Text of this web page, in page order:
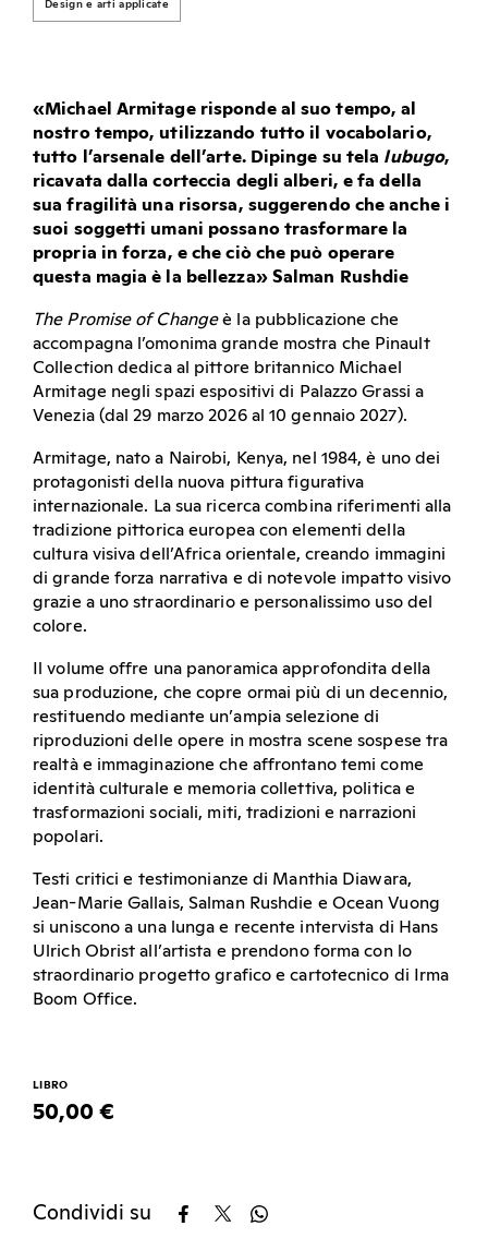
Design e arti applicate
«Michael Armitage risponde al suo tempo, al
nostro tempo, utilizzando tutto il vocabolario,
tutto l’arsenale dell’arte. Dipinge su tela lubugo,
ricavata dalla corteccia degli alberi, e fa della
sua fragilità una risorsa, suggerendo che anche i
suoi soggetti umani possano trasformare la
propria in forza, e che ciò che può operare
questa magia è la bellezza» Salman Rushdie
The Promise of Changeè la pubblicazione che
accompagna l’omonima grande mostra che Pinault
Collection dedica al pittore britannico Michael
Armitage negli spazi espositivi di Palazzo Grassi a
Venezia (dal 29 marzo 2026 al 10 gennaio 2027).
Armitage, nato a Nairobi, Kenya, nel 1984, è uno dei
protagonisti della nuova pittura figurativa
internazionale. La sua ricerca combina riferimenti alla
tradizione pittorica europea con elementi della
cultura visiva dell’Africa orientale, creando immagini
di grande forza narrativa e di notevole impatto visivo
grazie a uno straordinario e personalissimo uso del
colore.
Il volume offre una panoramica approfondita della
sua produzione, che copre ormai più di un decennio,
restituendo mediante un’ampia selezione di
riproduzioni delle opere in mostra scene sospese tra
realtà e immaginazione che affrontano temi come
identità culturale e memoria collettiva, politica e
trasformazioni sociali, miti, tradizioni e narrazioni
popolari.
Testi critici e testimonianze di Manthia Diawara,
Jean-Marie Gallais, Salman Rushdie e Ocean Vuong
si uniscono a una lunga e recente intervista di Hans
Ulrich Obrist all’artista e prendono forma con lo
straordinario progetto grafico e cartotecnico di Irma
Boom Office.
LIBRO
50,00 €
Condividi su